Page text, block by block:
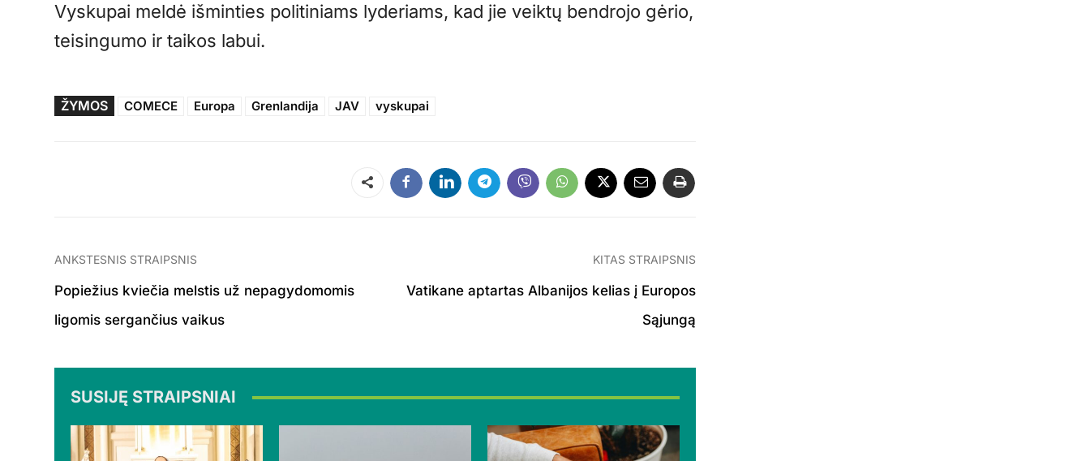
Vyskupai meldė išminties politiniams lyderiams, kad jie veiktų bendrojo gėrio,
teisingumo ir taikos labui.
ŽYMOS COMECE Europa Grenlandija JAV vyskupai
Dalintis
ANKSTESNIS STRAIPSNIS
Popiežius kviečia melstis už nepagydomomis
ligomis sergančius vaikus
KITAS STRAIPSNIS
Vatikane aptartas Albanijos kelias į Europos
Sąjungą
SUSIJĘ STRAIPSNIAI